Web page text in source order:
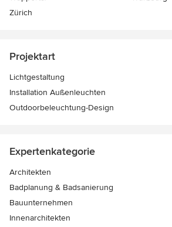
Zürich
Projektart
Lichtgestaltung
Installation Außenleuchten
Outdoorbeleuchtung-Design
Expertenkategorie
Architekten
Badplanung & Badsanierung
Bauunternehmen
Innenarchitekten